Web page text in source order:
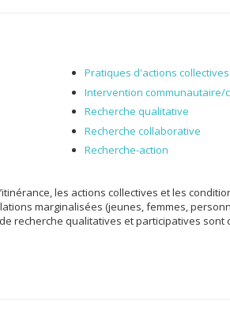
Pratiques d'actions collectives
Intervention communautaire/
Recherche qualitative
Recherche collaborative
Recherche-action
les actions collectives et les
marginalisées (jeunes, femmes,
recherche qualitatives et participatives sont